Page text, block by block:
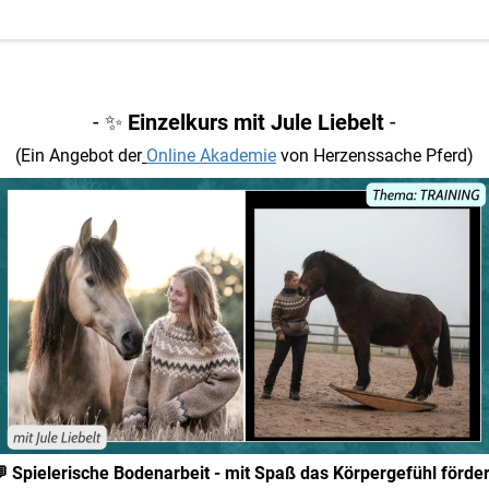
- ✨ Einzelkurs mit Jule Liebelt -
(Ein Angebot der Online Akademie von Herzenssache Pferd)
Spielerische Bodenarbeit - mit Spaß das Körpergefühl